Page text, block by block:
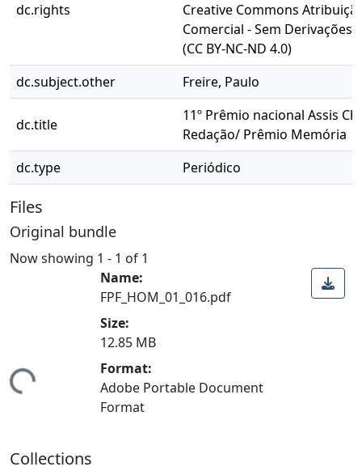
dc.rights
Creative Commons
Comercial - Sem Derivações
(CC BY-NC-ND 4.0)
dc.subject.other
Freire, Paulo
dc.title
11º Prêmio nacional Assis
Redação/ Prêmio Memória
dc.type
Periódico
Files
Original bundle
Now showing 1 - 1 of 1
Name:
FPF_HOM_01_016.pdf
Size:
12.85 MB
Format:
Adobe Portable Document
Format
Collections